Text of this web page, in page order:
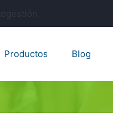
Productos Blog